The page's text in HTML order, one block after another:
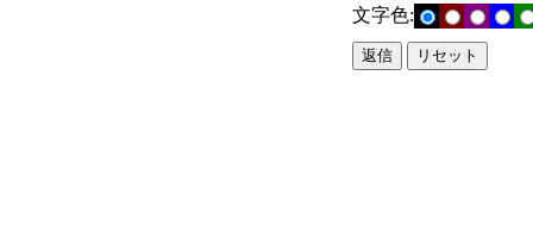
文字色: